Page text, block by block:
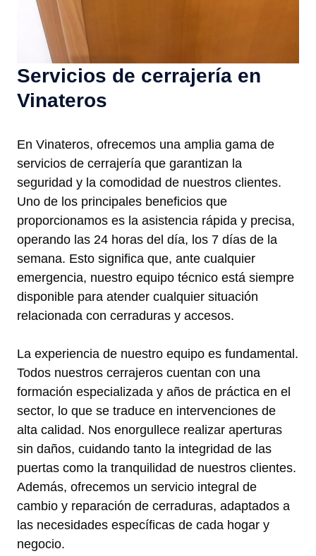
Servicios de cerrajería en
Vinateros
En Vinateros, ofrecemos una amplia gama de
servicios de cerrajería que garantizan la
seguridad y la comodidad de nuestros clientes.
Uno de los principales beneficios que
proporcionamos es la asistencia rápida y precisa,
operando las 24 horas del día, los 7 días de la
semana. Esto significa que, ante cualquier
emergencia, nuestro equipo técnico está siempre
disponible para atender cualquier situación
relacionada con cerraduras y accesos.
La experiencia de nuestro equipo es fundamental.
Todos nuestros cerrajeros cuentan con una
formación especializada y años de práctica en el
sector, lo que se traduce en intervenciones de
alta calidad. Nos enorgullece realizar aperturas
sin daños, cuidando tanto la integridad de las
puertas como la tranquilidad de nuestros clientes.
Además, ofrecemos un servicio integral de
cambio y reparación de cerraduras, adaptados a
las necesidades específicas de cada hogar y
negocio.